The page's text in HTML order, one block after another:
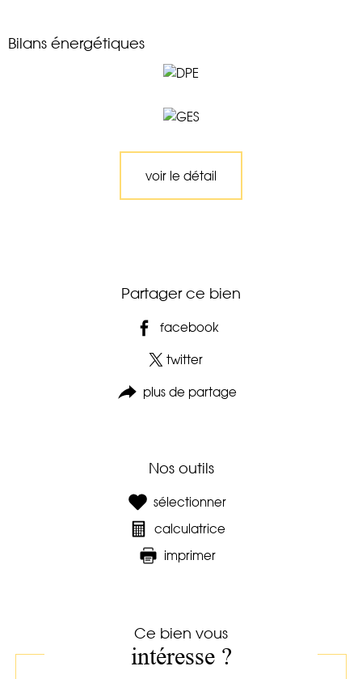
Bilans énergétiques
voir le détail
Partager ce bien
facebook
twitter
plus de partage
Nos outils
sélectionner
calculatrice
imprimer
Ce bien vous
intéresse ?